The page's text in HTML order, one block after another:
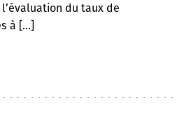
du taux de
à [...]